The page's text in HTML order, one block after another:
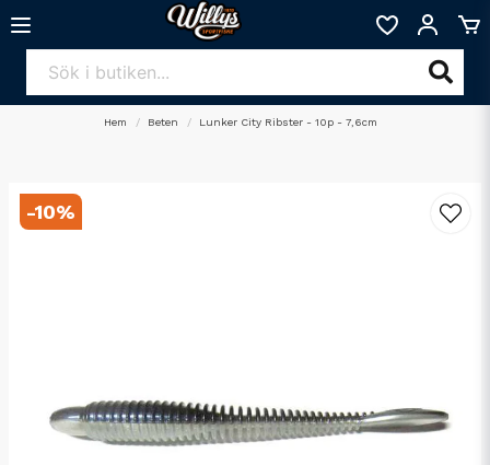
Hem Beten Lunker City Ribster - 10p - 7,6cm
-10%